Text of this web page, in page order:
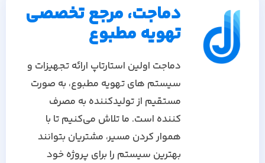
دماجت، مرجع تخصصی
تهویه مطبوع
دماجت اولین استارتاپ ارائه تجهیزات و
سیستم های تهویه مطبوع، به صورت
مستقیم از تولیدکننده به مصرف
کننده است. ما تلاش می‌کنیم تا با
هموار کردن مسیر، مشتریان بتوانند
بهترین سیستم را برای پروژه خود